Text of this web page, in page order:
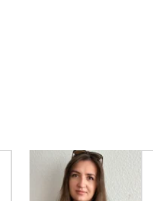
palcem, aby zobaczyć